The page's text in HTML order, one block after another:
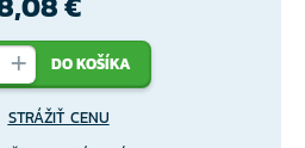
DO KOŠÍKA
STRÁŽIŤ CENU